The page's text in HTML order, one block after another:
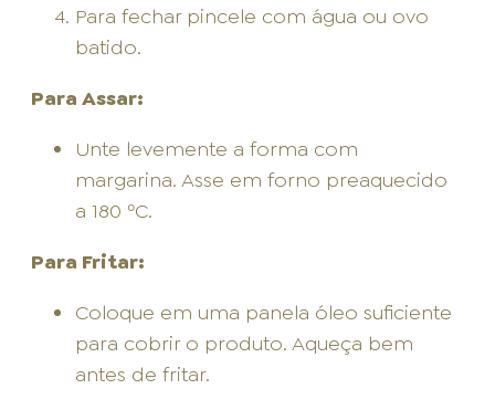
Para fechar pincele com água ou ovo
batido.
Para Assar:
Unte levemente a forma com
margarina. Asse em forno preaquecido
a 180 ºC.
Para Fritar:
Coloque em uma panela óleo suficiente
para cobrir o produto. Aqueça bem
antes de fritar.